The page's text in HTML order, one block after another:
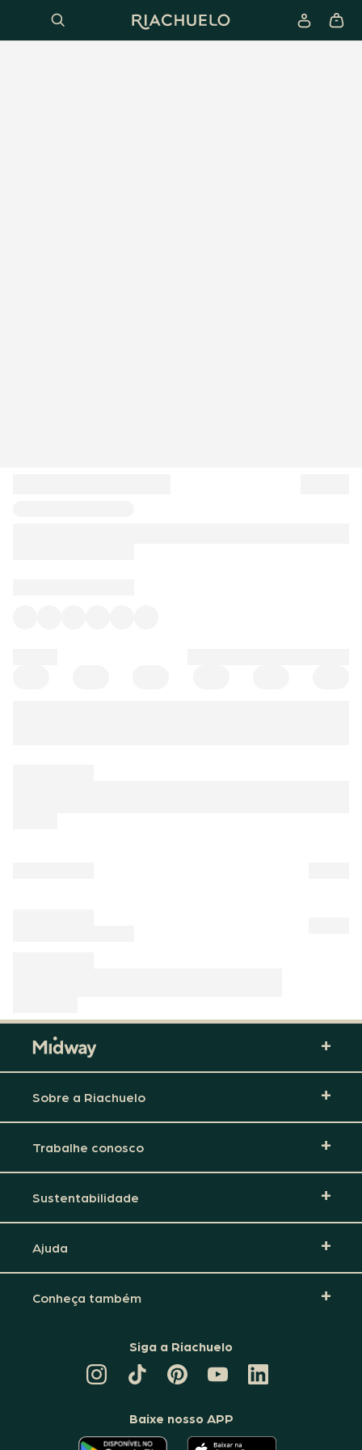
Sobre a Riachuelo
Trabalhe conosco
Sustentabilidade
Ajuda
Conheça também
Siga a Riachuelo
TIKTOK
DA
PINTEREST
DA
CANAL
DA
RIACHUELO
LINKEDIN
DA
Baixe nosso APP
O O